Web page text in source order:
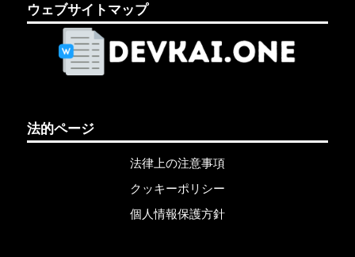
ウェブサイトマップ
法的ページ
法律上の注意事項
クッキーポリシー
個人情報保護方針